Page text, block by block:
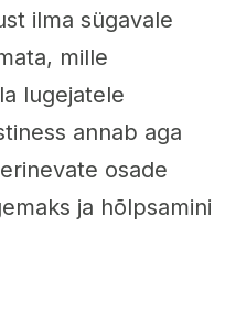
ilma sügavale
mille
lugejatele
annab aga
osade
ja hõlpsamini